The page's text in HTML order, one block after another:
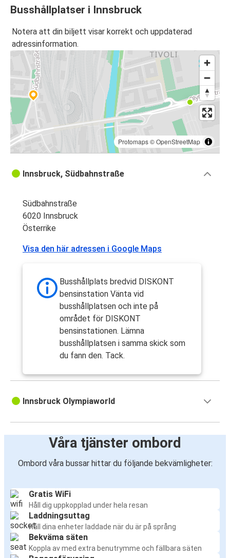
Busshållplatser i Innsbruck
Notera att din biljett visar korrekt och uppdaterad
adressinformation.
Protomaps©OpenStreetMap
Innsbruck, Südbahnstraße
Südbahnstraße
6020 Innsbruck
Österrike
Visa den här adressen i Google Maps
Busshållplats bredvid DISKONT
bensinstation Vänta vid
busshållplatsen och inte på
området för DISKONT
bensinstationen. Lämna
busshållplatsen i samma skick som
du fann den. Tack.
Innsbruck Olympiaworld
Våra tjänster ombord
Ombord våra bussar hittar du följande bekvämligheter:
Gratis WiFi
Håll dig uppkopplad under hela resan
Laddningsuttag
Håll dina enheter laddade när du är på språng
Bekväma säten
Koppla av med extra benutrymme och fällbara säten